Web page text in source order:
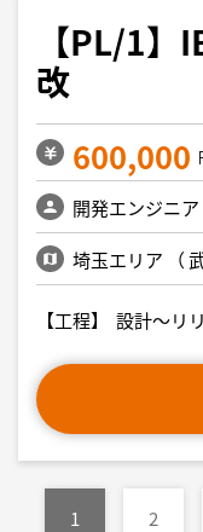
【PL/1
改
600,000
開発エンジニア
埼玉エリア （
【工程】 設計～リ
1 2